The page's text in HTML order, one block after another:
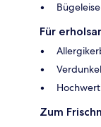
Für
Zum